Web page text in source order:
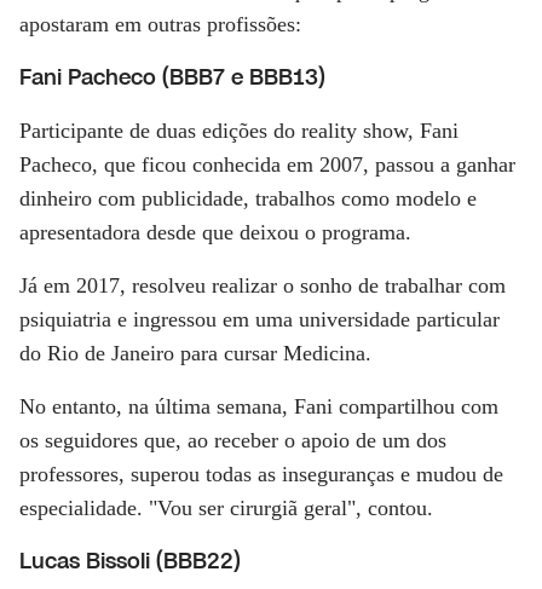
apostaram em outras profissões:
Fani Pacheco (BBB7 e BBB13)
Participante de duas edições do reality show, Fani
Pacheco, que ficou conhecida em 2007, passou a ganhar
dinheiro com publicidade, trabalhos como modelo e
apresentadora desde que deixou o programa.
Já em 2017, resolveu realizar o sonho de trabalhar com
psiquiatria e ingressou em uma universidade particular
do Rio de Janeiro para cursar Medicina.
No entanto, na última semana, Fani compartilhou com
os seguidores que, ao receber o apoio de um dos
professores, superou todas as inseguranças e mudou de
especialidade. "Vou ser cirurgiã geral", contou.
Lucas Bissoli (BBB22)